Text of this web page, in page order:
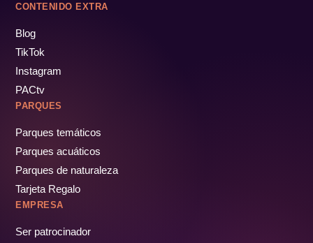
CONTENIDO EXTRA
Blog
TikTok
Instagram
PACtv
PARQUES
Parques temáticos
Parques acuáticos
Parques de naturaleza
Tarjeta Regalo
EMPRESA
Ser patrocinador